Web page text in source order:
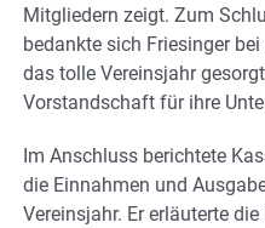
Mitgliedern zeigt. Zum
bedankte sich Friesinger
das tolle Vereinsjahr
Vorstandschaft für ihre
Im Anschluss berichtete
die Einnahmen und
Vereinsjahr. Er erläuterte